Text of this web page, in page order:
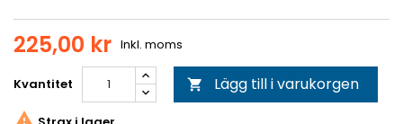
225,00 kr Inkl. moms
Kvantitet  Lägg till i varukorgen